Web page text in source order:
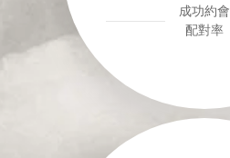
成功約會
配對率